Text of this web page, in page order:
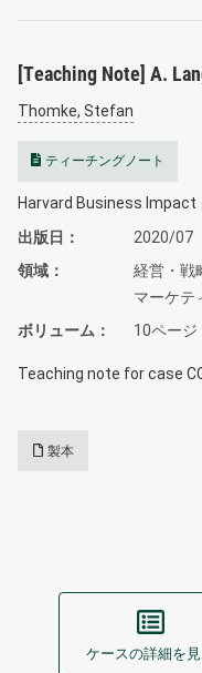
[Teaching Note] A.
Thomke, Stefan
ティーチングノート
Harvard Business Impact
出版日
2020/07
領域
経営・戦
マーケテ
ボリューム
10ページ
Teaching note for case
製本
ケースの詳細を